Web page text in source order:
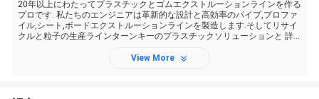
20年以上にわたってプラスチックとゴムエクストルーションラインを作る
プロです. 私たちのエンジニアは革新的な設計と高効率のパイプ,プロファ
イル,シート,ボードエクストルーションラインを製造します.そしてリサイ
クルと粒子の生産ラインターンキーのプラスチックソリューションと 詳
イプ生産ライン,PP/PVC/PA波紋パイプエクス...
View More